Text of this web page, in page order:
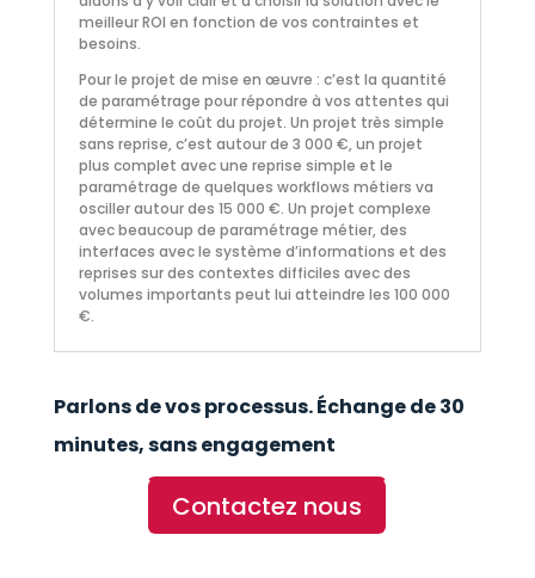
meilleur ROI en fonction de vos contraintes et
besoins.
Pour le projet de mise en œuvre : c’est la quantité
de paramétrage pour répondre à vos attentes qui
détermine le coût du projet. Un projet très simple
sans reprise, c’est autour de 3 000 €, un projet
plus complet avec une reprise simple et le
paramétrage de quelques workflows métiers va
osciller autour des 15 000 €. Un projet complexe
avec beaucoup de paramétrage métier, des
interfaces avec le système d’informations et des
reprises sur des contextes difficiles avec des
volumes importants peut lui atteindre les 100 000
€.
Parlons de vos processus. Échange de 30
minutes, sans engagement
Contactez nous